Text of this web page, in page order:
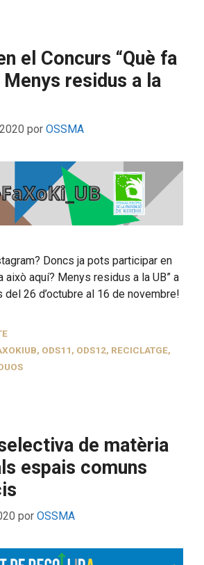
el Concurs “Què fa
residus a la
por OSSMA
Doncs ja pots participar en
això aquí? Menys residus a la UB” a
26 d’octubre al 16 de novembre!
, ODS11, ODS12, RECICLATGE,
de matèria
espais comuns
por OSSMA